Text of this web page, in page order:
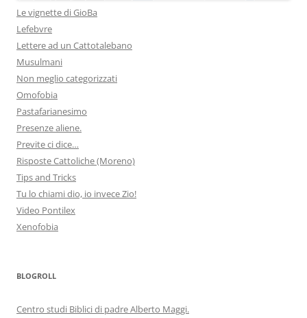
Le vignette di GioBa
Lefebvre
Lettere ad un Cattotalebano
Musulmani
Non meglio categorizzati
Omofobia
Pastafarianesimo
Presenze aliene.
Previte ci dice…
Risposte Cattoliche (Moreno)
Tips and Tricks
Tu lo chiami dio, io invece Zio!
Video Pontilex
Xenofobia
BLOGROLL
Centro studi Biblici di padre Alberto Maggi.